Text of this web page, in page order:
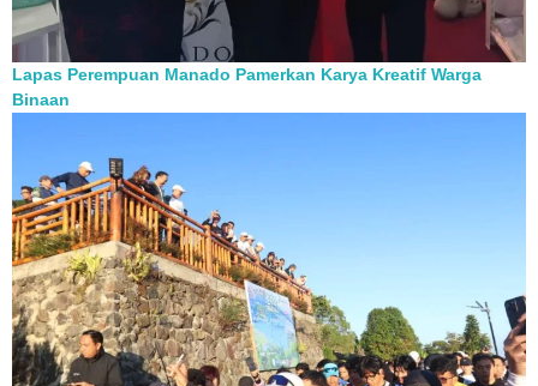
Lapas Perempuan Manado Pamerkan Karya Kreatif Warga
Binaan